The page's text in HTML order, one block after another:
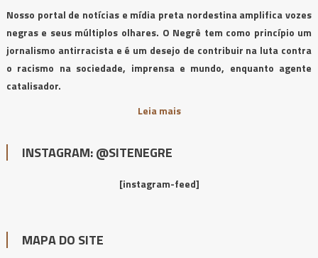
Nosso portal de notícias e mídia preta nordestina amplifica vozes
negras e seus múltiplos olhares. O Negrê tem como princípio um
jornalismo antirracista e é um desejo de contribuir na luta contra
o racismo na sociedade, imprensa e mundo, enquanto agente
catalisador.
Leia mais
INSTAGRAM: @SITENEGRE
[instagram-feed]
MAPA DO SITE